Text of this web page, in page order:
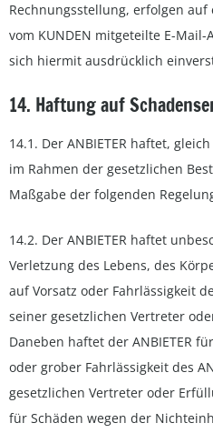
Rechnungsstellung, erfolgen
vom KUNDEN mitgeteilte E-Mail-
sich hiermit ausdrücklich
14. Haftung auf
14.1. Der ANBIETER haftet,
im Rahmen der gesetzlichen
Maßgabe der folgenden
14.2. Der ANBIETER haftet
Verletzung des Lebens, des
auf Vorsatz oder Fahrlässigkeit
seiner gesetzlichen Vertreter
Daneben haftet der ANBIETER
oder grober Fahrlässigkeit des
gesetzlichen Vertreter oder
für Schäden wegen der